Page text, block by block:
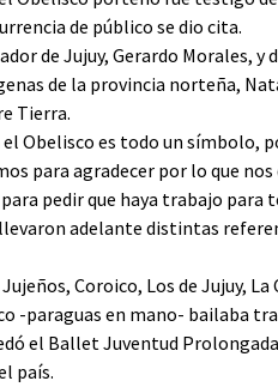
de público se dio cita.
de Jujuy, Gerardo Morales,
de la provincia norteña,
Tierra.
el Obelisco es todo un
para agradecer por lo que
pedir que haya trabajo
adelante distintas
Coroico, Los de Jujuy,
-paraguas en mano- bailaba
el Ballet Juventud
país.